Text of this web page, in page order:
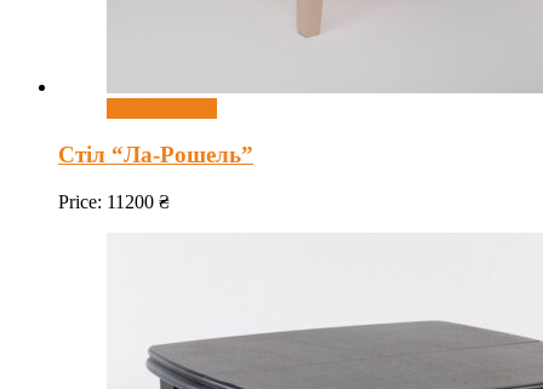
Стіл “Ла-Рошель”
Price: 11200 ₴